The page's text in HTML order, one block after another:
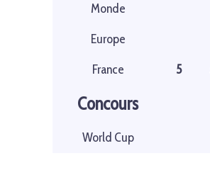
Monde
Europe
France
5
Concours
World Cup